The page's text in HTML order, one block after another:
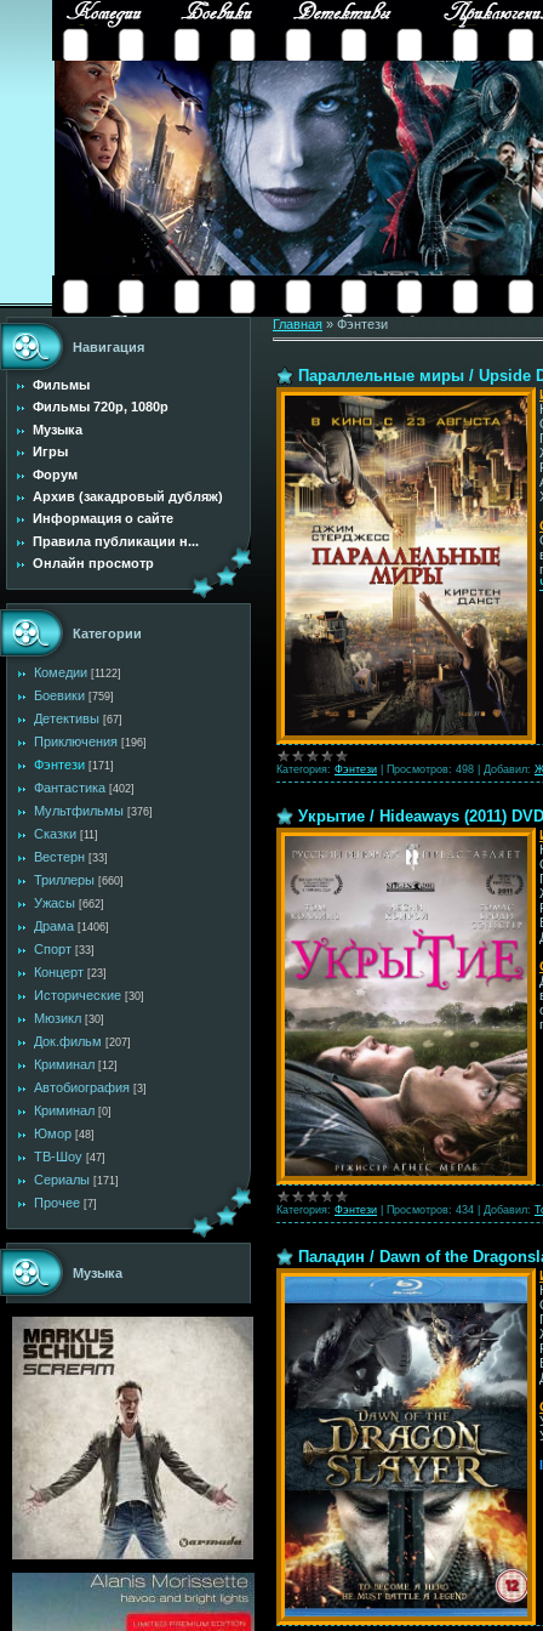
Навигация
Фильмы
Фильмы 720p, 1080p
Музыка
Игры
Форум
Архив (закадровый дубляж)
Информация о сайте
Правила публикации н...
Онлайн просмотр
Категории
Комедии [1122]
Боевики [759]
Детективы [67]
Приключения [196]
Фэнтези [171]
Фантастика [402]
Мультфильмы [376]
Сказки [11]
Вестерн [33]
Триллеры [660]
Ужасы [662]
Драма [1406]
Спорт [33]
Концерт [23]
Исторические [30]
Мюзикл [30]
Док.фильм [207]
Криминал [12]
Автобиография [3]
Криминал [0]
Юмор [48]
ТВ-Шоу [47]
Сериалы [171]
Прочее [7]
Музыка
Главная » Фэнтези
Параллельные миры / Upside
Категория: Фэнтези Просмотров: 498 Добавил:
Укрытие / Hideaways (2011)
Категория: Фэнтези Просмотров: 434 Добавил:
Паладин / Dawn of the